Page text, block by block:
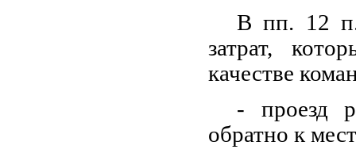
В пп. 12
затрат,
качестве
- проезд
обратно к